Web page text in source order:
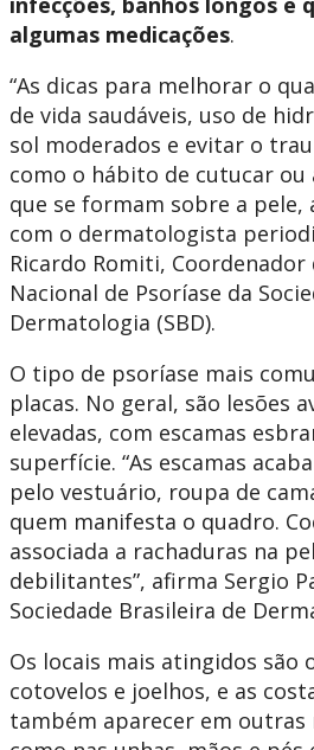
algumas medicações.
“As dicas para melhorar o
de vida saudáveis, uso de
sol moderados e evitar o
como o hábito de cutucar ou
que se formam sobre a pele,
com o dermatologista
Ricardo Romiti, Coordenador
Nacional de Psoríase da
Dermatologia (SBD).
O tipo de psoríase mais
placas. No geral, são lesões
elevadas, com escamas
superfície. “As escamas
pelo vestuário, roupa de
quem manifesta o quadro.
associada a rachaduras na
debilitantes”, afirma Sergio
Sociedade Brasileira de
Os locais mais atingidos são
cotovelos e joelhos, e as
também aparecer em outras